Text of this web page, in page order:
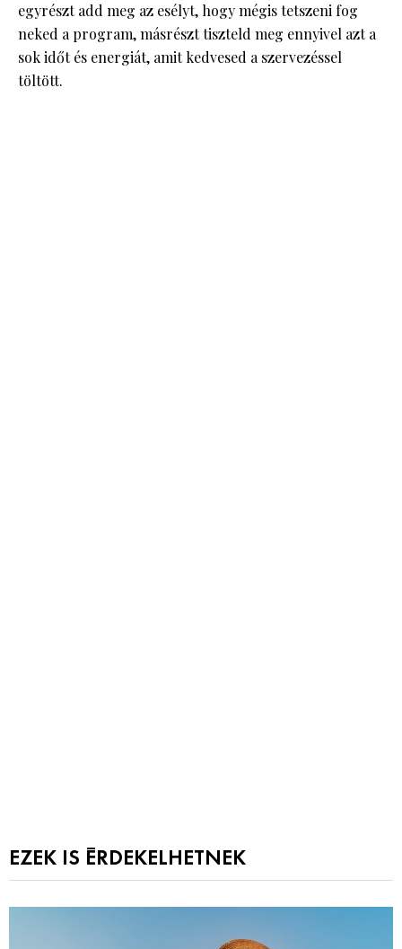
egyrészt add meg az esélyt, hogy mégis tetszeni fog
neked a program, másrészt tiszteld meg ennyivel azt a
sok időt és energiát, amit kedvesed a szervezéssel
töltött.
EZEK IS ÉRDEKELHETNEK